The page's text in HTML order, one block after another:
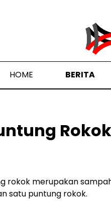
HOME BERITA
rokok merupakan
satu puntung rokok.